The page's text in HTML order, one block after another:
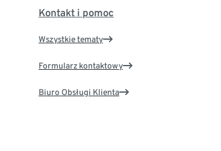
Kontakt i pomoc
Wszystkie tematy
Formularz kontaktowy
Biuro Obsługi Klienta